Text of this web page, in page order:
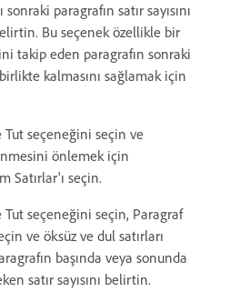
paragrafın satır sayısını
Bu seçenek özellikle bir
takip eden paragrafın sonraki
kalmasını sağlamak için
Tut seçeneğini seçin ve
önlemek için
Satırlar'ı seçin.
Tut seçeneğini seçin, Paragraf
ve öksüz ve dul satırları
başında veya sonunda
satır sayısını belirtin.